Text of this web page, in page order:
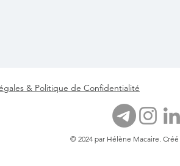
& Politique de Confidentialité
© 2024 par Hélène Macaire.